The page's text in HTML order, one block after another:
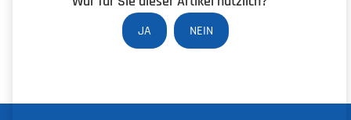
JA NEIN